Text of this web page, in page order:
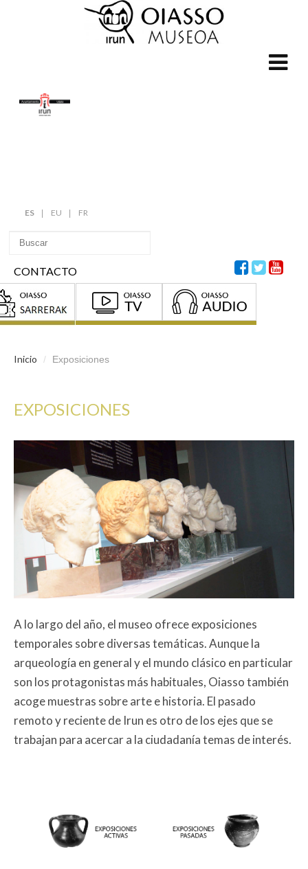
ES EU FR
CONTACTO
Inicio / Exposiciones
EXPOSICIONES
A lo largo del año, el museo ofrece exposiciones
temporales sobre diversas temáticas. Aunque la
arqueología en general y el mundo clásico en particular
son los protagonistas más habituales, Oiasso también
acoge muestras sobre arte e historia. El pasado
remoto y reciente de Irun es otro de los ejes que se
trabajan para acercar a la ciudadanía temas de interés.